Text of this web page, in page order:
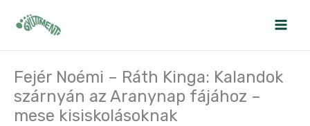
Fejér Noémi – Ráth Kinga: Kalandok
szárnyán az Aranynap fájához –
mese kisiskolásoknak